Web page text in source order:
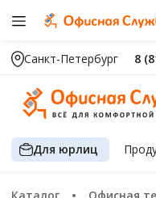
Санкт-Петербург 8
Для юрлиц